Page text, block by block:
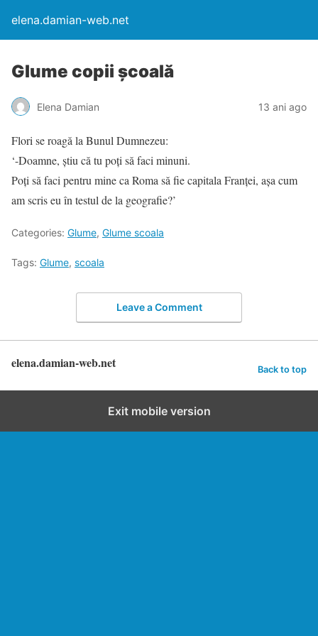
elena.damian-web.net
Glume copii școală
Elena Damian 13 ani ago
Flori se roagă la Bunul Dumnezeu:
‘-Doamne, știu că tu poți să faci minuni.
Poți să faci pentru mine ca Roma să fie capitala Franței, așa cum
am scris eu în testul de la geografie?’
Categories: Glume, Glume scoala
Tags: Glume, scoala
Leave a Comment
elena.damian-web.net Back to top
Exit mobile version